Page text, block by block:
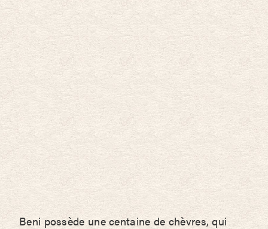
Beni possède une centaine de chèvres, qui